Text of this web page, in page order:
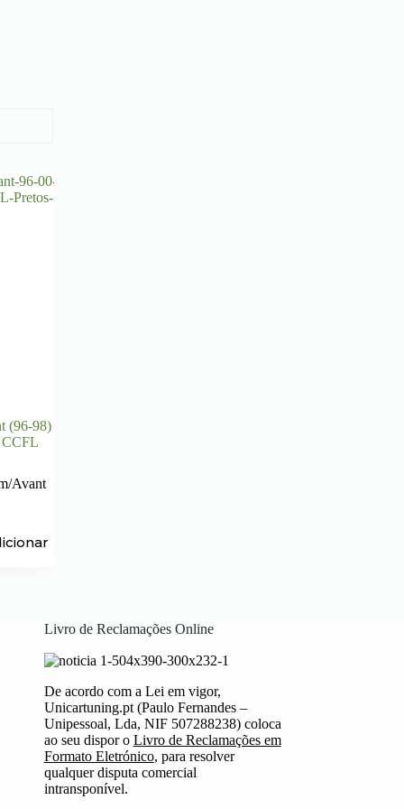
(96-98)
CCFL
Avant
Livro de Reclamações Online
De acordo com a Lei em vigor,
Unicartuning.pt (Paulo Fernandes –
Unipessoal, Lda, NIF 507288238) coloca
ao seu dispor o Livro de Reclamações em
Formato Eletrónico, para resolver
qualquer disputa comercial
intransponível.